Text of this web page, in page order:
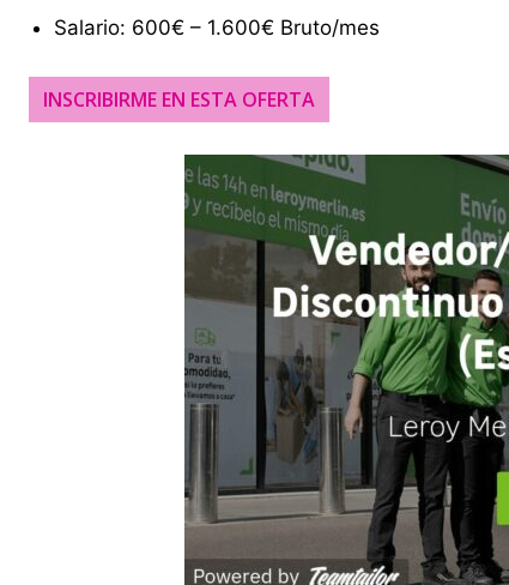
Salario: 600€ – 1.600€ Bruto/mes
INSCRIBIRME EN ESTA OFERTA